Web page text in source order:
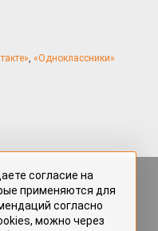
, «Одноклассники»
размещённые на портале
нештатными авторами
права. Полное или
размещённых на портале
согласие на
применяются для
согласно
можно через